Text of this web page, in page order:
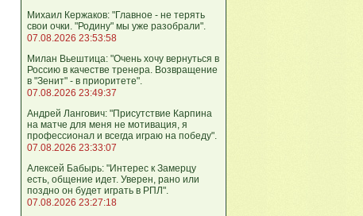
Михаил Кержаков: "Главное - не терять
свои очки. "Родину" мы уже разобрали".
07.08.2026 23:53:58
Милан Вьештица: "Очень хочу вернуться в
Россию в качестве тренера. Возвращение
в "Зенит" - в приоритете".
07.08.2026 23:49:37
Андрей Лангович: "Присутствие Карпина
на матче для меня не мотивация, я
профессионал и всегда играю на победу".
07.08.2026 23:33:07
Алексей Бабырь: "Интерес к Замерцу
есть, общение идет. Уверен, рано или
поздно он будет играть в РПЛ".
07.08.2026 23:27:18